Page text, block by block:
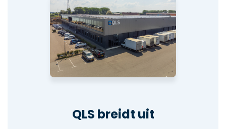
QLS breidt uit